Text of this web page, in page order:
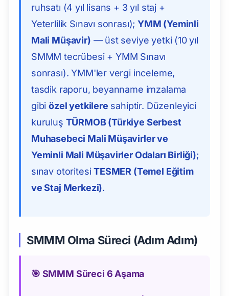
ruhsatı (4 yıl lisans + 3 yıl staj +
Yeterlilik Sınavı sonrası);YMM (Yeminli
Mali Müşavir) — üst seviye yetki (10 yıl
SMMM tecrübesi + YMM Sınavı
sonrası). YMM'ler vergi inceleme,
tasdik raporu, beyanname imzalama
gibiözel yetkilere sahiptir. Düzenleyici
kuruluş TÜRMOB (Türkiye Serbest
Muhasebeci Mali Müşavirler ve
Yeminli Mali Müşavirler Odaları Birliği);
sınav otoritesiTESMER (Temel Eğitim
ve Staj Merkezi).
SMMM Olma Süreci (Adım Adım)
🎯 SMMM Süreci 6 Aşama